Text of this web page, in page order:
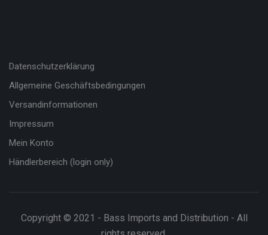
Datenschutzerklärung
Allgemeine Geschäftsbedingungen
Versandinformationen
Impressum
Mein Konto
Händlerbereich (login only)
Copyright © 2021 - Bass Imports and Distribution - All